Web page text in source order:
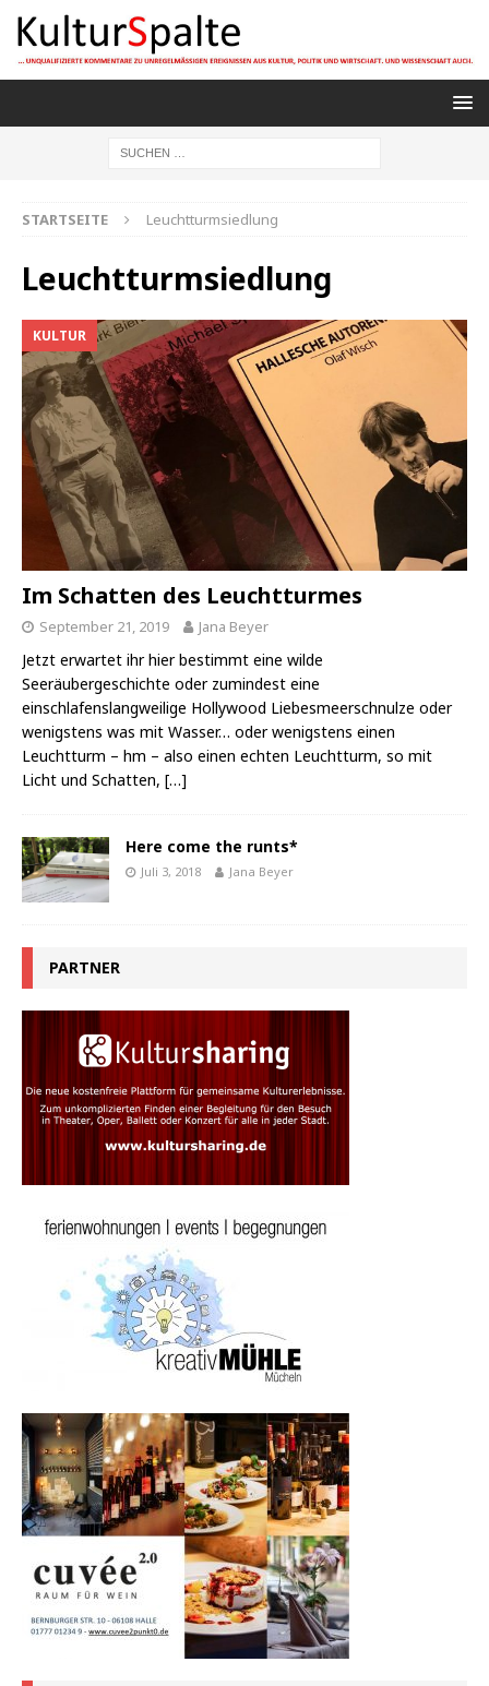
STARTSEITE Leuchtturmsiedlung
Leuchtturmsiedlung
KULTUR
Im Schatten des Leuchtturmes
September 21, 2019 Jana Beyer
Jetzt erwartet ihr hier bestimmt eine wilde
Seeräubergeschichte oder zumindest eine
einschlafenslangweilige Hollywood Liebesmeerschnulze oder
wenigstens was mit Wasser… oder wenigstens einen
Leuchtturm – hm – also einen echten Leuchtturm, so mit
Licht und Schatten, […]
Here come the runts*
Juli 3, 2018 Jana Beyer
PARTNER